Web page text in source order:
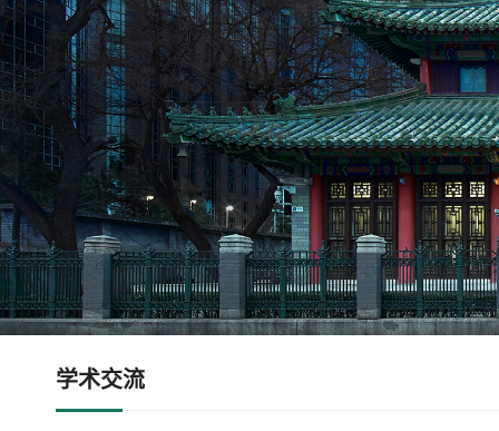
学术交流